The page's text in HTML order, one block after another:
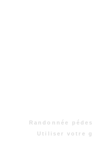
Randonnée
Utiliser votre